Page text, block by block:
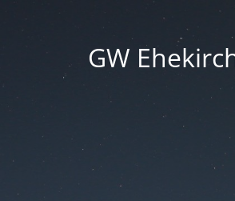
GW